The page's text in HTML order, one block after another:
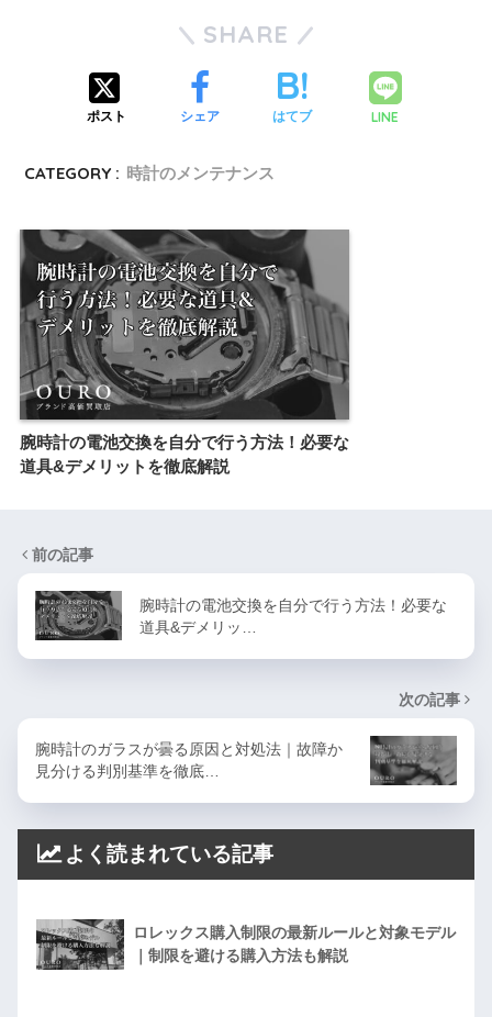
SHARE
ポスト シェア はてブ LINE
CATEGORY : 時計のメンテナンス
腕時計の電池交換を自分で行う方法！必要な
道具&デメリットを徹底解説
前の記事
腕時計の電池交換を自分で行う方法！必要な
道具&デメリッ…
次の記事
腕時計のガラスが曇る原因と対処法｜故障か
見分ける判別基準を徹底…
よく読まれている記事
ロレックス購入制限の最新ルールと対象モデル
｜制限を避ける購入方法も解説